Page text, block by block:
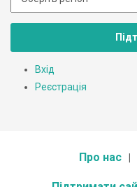
Вхід
Реєстрація
Про нас